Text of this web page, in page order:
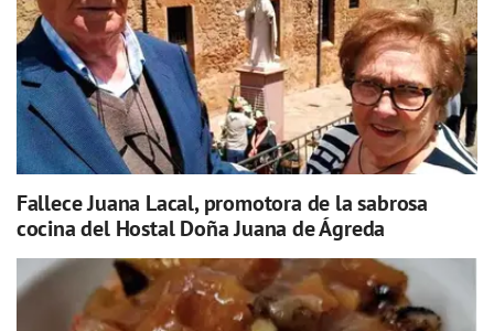
Fallece Juana Lacal, promotora de la sabrosa
cocina del Hostal Doña Juana de Ágreda